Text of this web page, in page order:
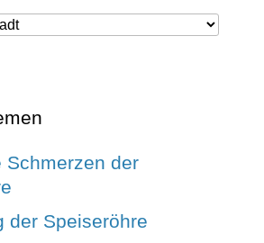
Schmerzen der
der Speiseröhre